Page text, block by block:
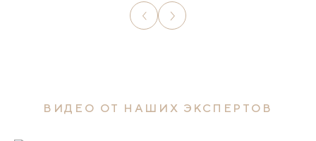
ВИДЕО ОТ НАШИХ ЭКСПЕРТОВ